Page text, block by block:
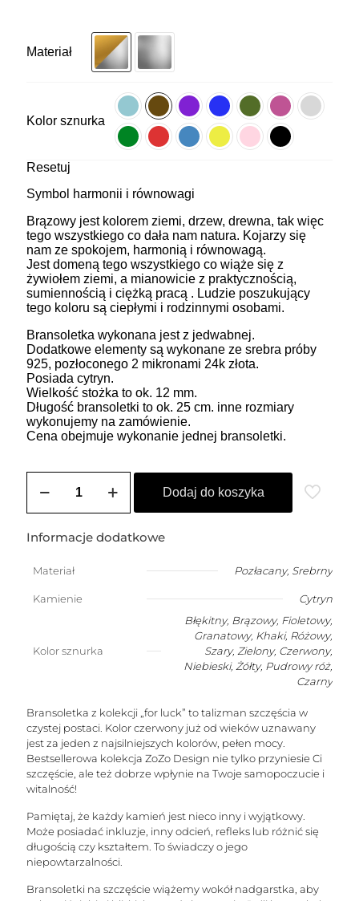
Materiał
Kolor sznurka
Resetuj
Symbol harmonii i równowagi
Brązowy jest kolorem ziemi, drzew, drewna, tak więc
tego wszystkiego co dała nam natura. Kojarzy się
nam ze spokojem, harmonią i równowagą.
Jest domeną tego wszystkiego co wiąże się z
żywiołem ziemi, a mianowicie z praktycznością,
sumiennością i ciężką pracą . Ludzie poszukujący
tego koloru są ciepłymi i rodzinnymi osobami.
Bransoletka wykonana jest z jedwabnej.
Dodatkowe elementy są wykonane ze srebra próby
925, pozłoconego 2 mikronami 24k złota.
Posiada cytryn.
Wielkość stożka to ok. 12 mm.
Długość bransoletki to ok. 25 cm. inne rozmiary
wykonujemy na zamówienie.
Cena obejmuje wykonanie jednej bransoletki.
Bransoletka
szczęście
cytrynem
w
kształcie
Dodaj do koszyka
Informacje dodatkowe
Materiał Pozłacany, Srebrny
Kamienie Cytryn
Kolor sznurka
Błękitny, Brązowy, Fioletowy,
Granatowy, Khaki, Różowy,
Szary, Zielony, Czerwony,
Niebieski, Żółty, Pudrowy róż,
Czarny
Bransoletka z kolekcji „for luck” to talizman szczęścia w
czystej postaci. Kolor czerwony już od wieków uznawany
jest za jeden z najsilniejszych kolorów, pełen mocy.
Bestsellerowa kolekcja ZoZo Design nie tylko przyniesie Ci
szczęście, ale też dobrze wpłynie na Twoje samopoczucie i
witalność!
Pamiętaj, że każdy kamień jest nieco inny i wyjątkowy.
Może posiadać inkluzje, inny odcień, refleks lub różnić się
długością czy kształtem. To świadczy o jego
niepowtarzalności.
Bransoletki na szczęście wiążemy wokół nadgarstka, aby